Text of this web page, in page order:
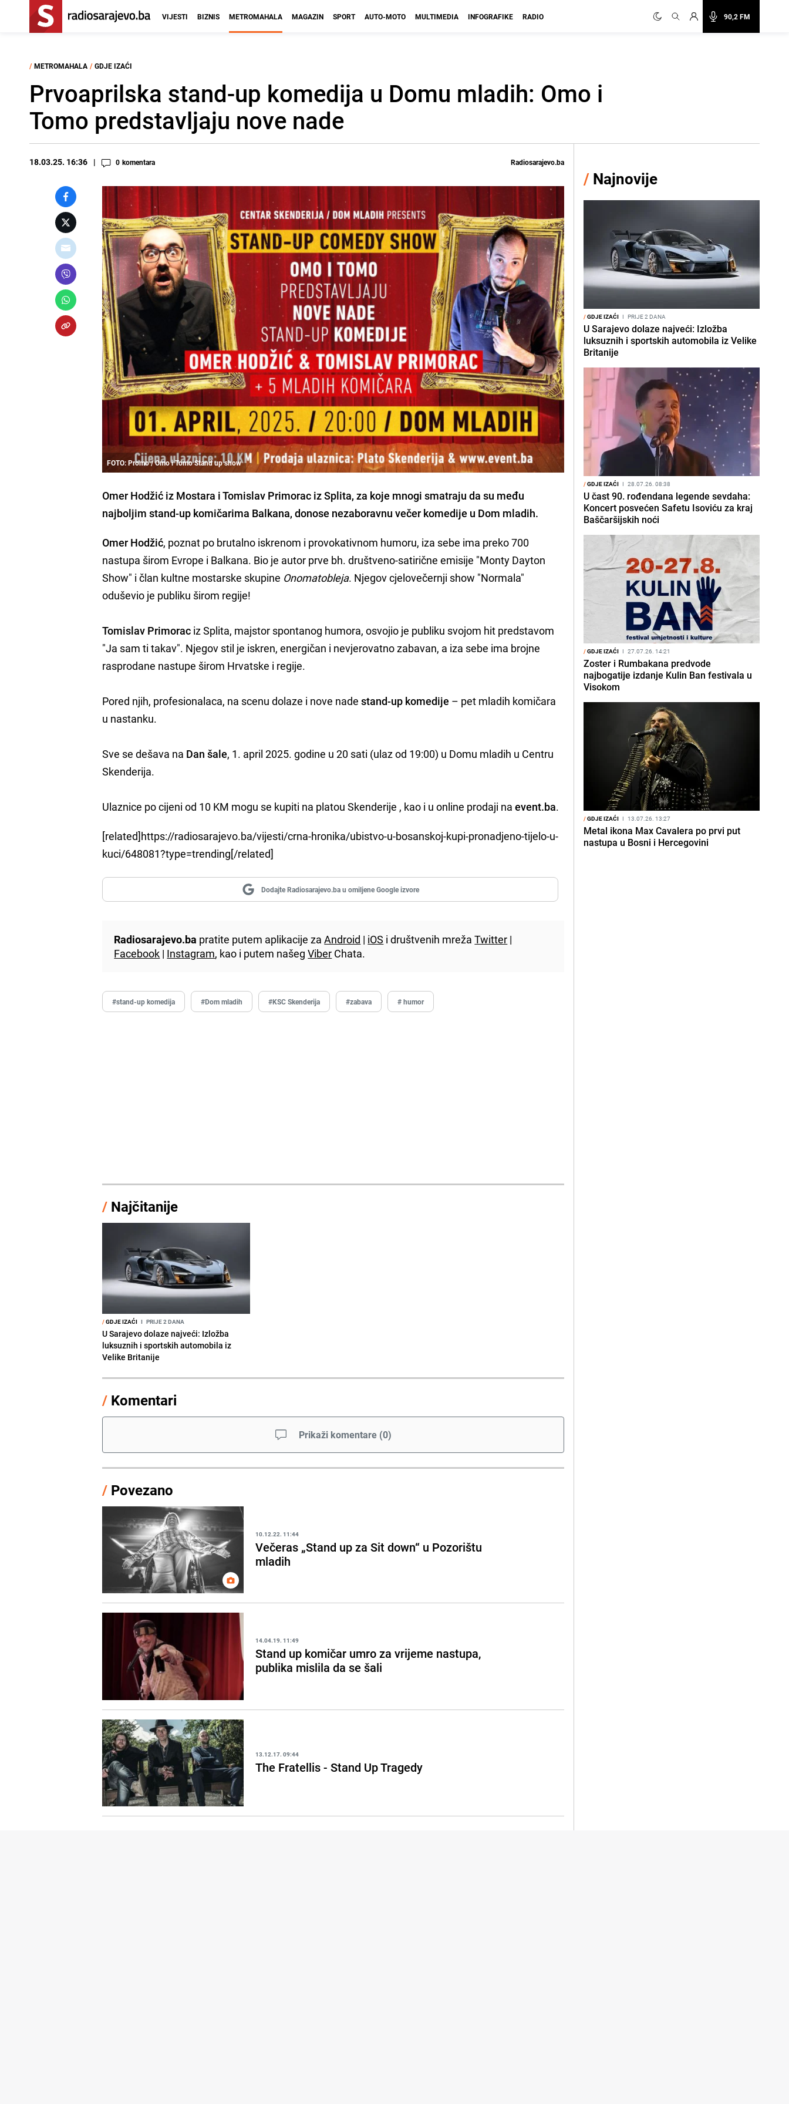
90,2 FM
VIJESTI BIZNIS METROMAHALA MAGAZIN SPORT AUTO-MOTO MULTIMEDIA INFOGRAFIKE RADIO
/ METROMAHALA / GDJE IZAĆI
Prvoaprilska stand-up komedija u Domu mladih: Omo i
Tomo predstavljaju nove nade
18.03.25. 16:36 0 komentara Radiosarajevo.ba
FOTO: Promo / Omo i Tomo Stand up show
Omer Hodžić iz Mostara i Tomislav Primorac iz Splita, za koje mnogi smatraju da su među
najboljim stand-up komičarima Balkana, donose nezaboravnu večer komedije u Dom mladih.
Omer Hodžić, poznat po brutalno iskrenom i provokativnom humoru, iza sebe ima preko 700
nastupa širom Evrope i Balkana. Bio je autor prve bh. društveno-satirične emisije "Monty Dayton
Show" i član kultne mostarske skupine Onomatobleja. Njegov cjelovečernji show "Normala"
oduševio je publiku širom regije!
Tomislav Primorac iz Splita, majstor spontanog humora, osvojio je publiku svojom hit predstavom
"Ja sam ti takav". Njegov stil je iskren, energičan i nevjerovatno zabavan, a iza sebe ima brojne
rasprodane nastupe širom Hrvatske i regije.
Pored njih, profesionalaca, na scenu dolaze i nove nadestand-up komedije – pet mladih komičara
u nastanku.
Sve se dešava na Dan šale, 1. april 2025. godine u 20 sati (ulaz od 19:00) u Domu mladih u Centru
Skenderija.
Ulaznice po cijeni od 10 KM mogu se kupiti na platou Skenderije , kao i u online prodaji naevent.ba.
[related]https://radiosarajevo.ba/vijesti/crna-hronika/ubistvo-u-bosanskoj-kupi-pronadjeno-tijelo-u-
kuci/648081?type=trending[/related]
Dodajte Radiosarajevo.ba u omiljene Google izvore
Radiosarajevo.ba pratite putem aplikacije zaAndroid | iOS i društvenih mrežaTwitter |
Facebook | Instagram, kao i putem našegViber Chata.
#stand-up komedija #Dom mladih #KSC Skenderija #zabava # humor
/ Najčitanije
/GDJE IZAĆI I PRIJE 2 DANA
U Sarajevo dolaze najveći: Izložba
luksuznih i sportskih automobila iz
Velike Britanije
/ Komentari
Prikaži komentare (0)
/ Povezano
10.12.22. 11:44
Večeras „Stand up za Sit down“ u Pozorištu
mladih
14.04.19. 11:49
Stand up komičar umro za vrijeme nastupa,
publika mislila da se šali
13.12.17. 09:44
The Fratellis - Stand Up Tragedy
/ Najnovije
/GDJE IZAĆI I PRIJE 2 DANA
U Sarajevo dolaze najveći: Izložba
luksuznih i sportskih automobila iz Velike
Britanije
/GDJE IZAĆI I 28.07.26. 08:38
U čast 90. rođendana legende sevdaha:
Koncert posvećen Safetu Isoviću za kraj
Baščaršijskih noći
/GDJE IZAĆI I 27.07.26. 14:21
Zoster i Rumbakana predvode
najbogatije izdanje Kulin Ban festivala u
Visokom
/GDJE IZAĆI I 13.07.26. 13:27
Metal ikona Max Cavalera po prvi put
nastupa u Bosni i Hercegovini